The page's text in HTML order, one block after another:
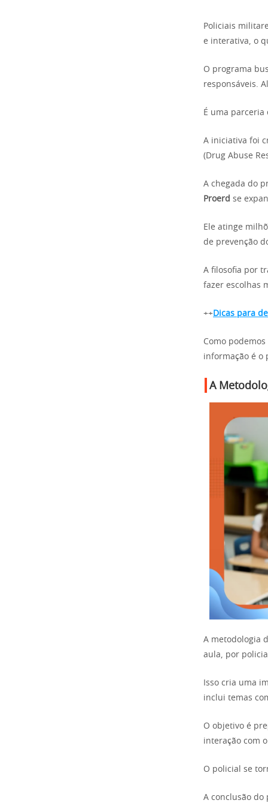
Policiais
e interativa, o
O programa
responsáveis.
É uma
A iniciativa foi
(Drug Abuse
A chegada do
Proerd se
Ele atinge
de prevenção
A filosofia por
fazer escolhas
++ Dicas para
Como
informação é o
A
A metodologia
aula, por
Isso cria uma
inclui temas
O objetivo é
interação com
O policial se
A conclusão do